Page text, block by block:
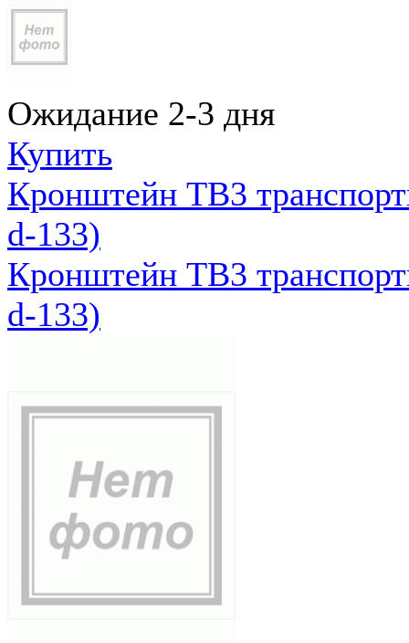
Ожидание 2-3 дня
Купить
Кронштейн ТВ3
d-133)
Кронштейн ТВ3
d-133)